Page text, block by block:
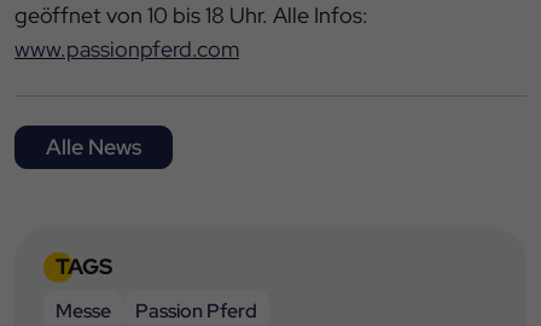
geöffnet von 10 bis 18 Uhr. Alle Infos:
www.passionpferd.com
Alle News
TAGS
Messe Passion Pferd